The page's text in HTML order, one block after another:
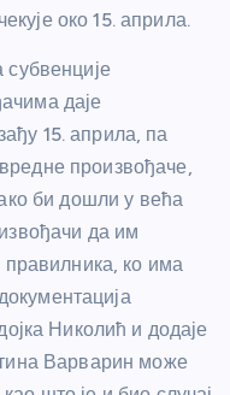
око 15. априла.
даје
15. априла, па
произвођаче,
би дошли у већа
да им
правилника, ко има
Николић и додаје
Варварин може